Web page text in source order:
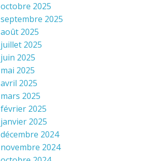
octobre 2025
septembre 2025
août 2025
juillet 2025
juin 2025
mai 2025
avril 2025
mars 2025
février 2025
janvier 2025
décembre 2024
novembre 2024